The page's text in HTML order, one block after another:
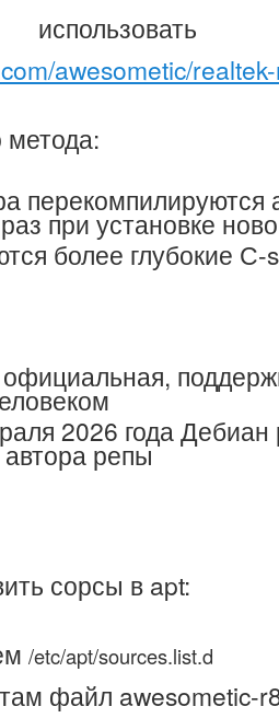
awesometic/
перекомпилируются
при установке
более глубокие С-
2026 года Дебиан
репы
сорсы в apt:
/etc/apt/sources.list.d
файл awesometic-